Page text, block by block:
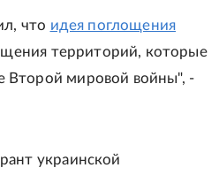
что идея поглощения
территорий, которые
Второй мировой войны", -
украинской